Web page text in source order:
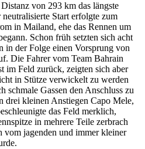
von 293 km das längste
Start erfolgte zum
in Mailand, ehe das Rennen um
Schon früh setzten sich acht
in der Folge einen Vorsprung von
Die Fahrer vom Team Bahrain
im Feld zurück, zeigten sich aber
in Stütze verwickelt zu werden
schmale Gassen den Anschluss zu
drei kleinen Anstiegen Capo Mele,
das Feld merklich,
in mehrere Teile zerbrach
jagenden und immer kleiner